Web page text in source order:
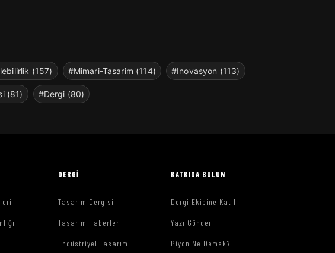
(157) #Mimari-Tasarim (114) #Inovasyon (113)
(81) #Dergi (80)
DERGI
Tasarım Dergisi
Tasarım Haberleri
Endüstriyel Tasarım
KATKIDA BULUN
Dergi Ekibine Katıl
Yazı Gönder
Piyon Ne Demek?